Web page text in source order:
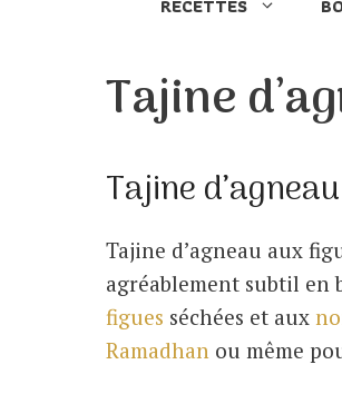
RECETTES
Tajine
Tajine
Tajine d’agneau aux
agréablement subtil en
figues séchées et aux
Ramadhanou même